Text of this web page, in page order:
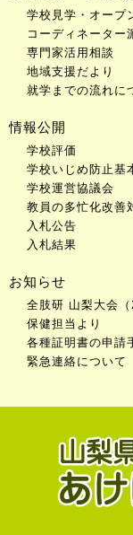
学校見学・オープ
コーディネーター
専門家活用相談
地域支援だより
就学までの流れに
情報公開
学校評価
学校いじめ防止基
学校運営協議会
教員の多忙化改善
入札公告
入札結果
お知らせ
全肢研 山梨大会（
保健担当より
各種証明書の申請
緊急連絡について